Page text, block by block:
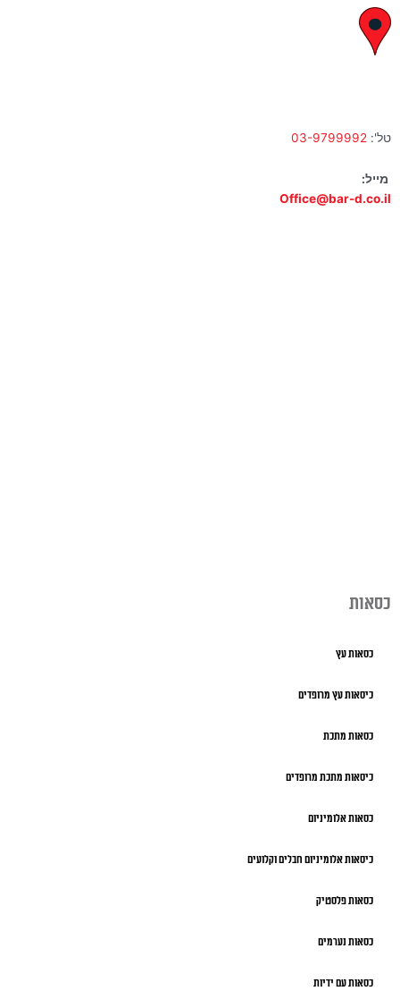
טל': 03-9799992
מייל:
Office@bar-d.co.il
כסאות
כסאות עץ
כיסאות עץ מרופדים
כסאות מתכת
כיסאות מתכת מרופדים
כסאות אלומיניום
כיסאות אלומיניום חבלים וקלועים
כסאות פלסטיק
כסאות נערמים
כסאות עם ידיות